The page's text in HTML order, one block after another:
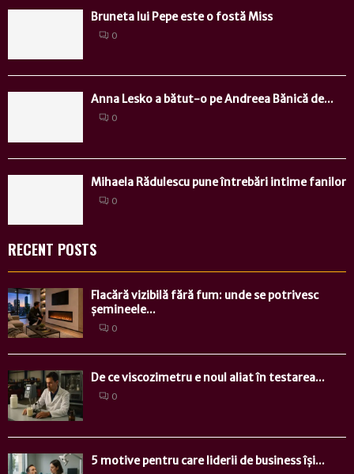
Bruneta lui Pepe este o fostă Miss
0
Anna Lesko a bătut-o pe Andreea Bănică de...
0
Mihaela Rădulescu pune întrebări intime fanilor
0
RECENT POSTS
Flacără vizibilă fără fum: unde se potrivesc
șemineele...
0
De ce viscozimetru e noul aliat în testarea...
0
5 motive pentru care liderii de business își...